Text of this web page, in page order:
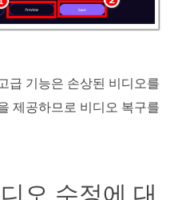
급 기능은 손상된 비디오를
제공하므로 비디오 복구를
오 수정에 대